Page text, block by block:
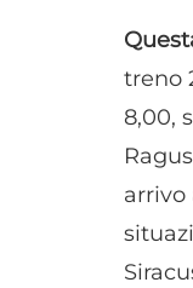
treno
8,00,
arrivo